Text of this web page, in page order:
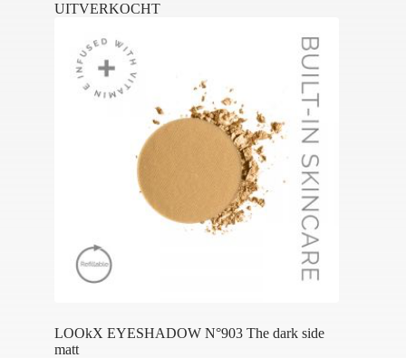
UITVERKOCHT
LOOkX EYESHADOW N°903 The dark side
matt